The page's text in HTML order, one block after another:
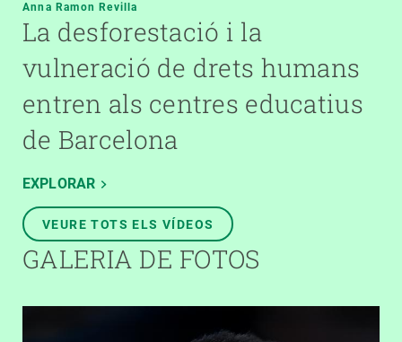
Anna Ramon Revilla
La desforestació i la
vulneració de drets humans
entren als centres educatius
de Barcelona
EXPLORAR
VEURE TOTS ELS VÍDEOS
GALERIA DE FOTOS